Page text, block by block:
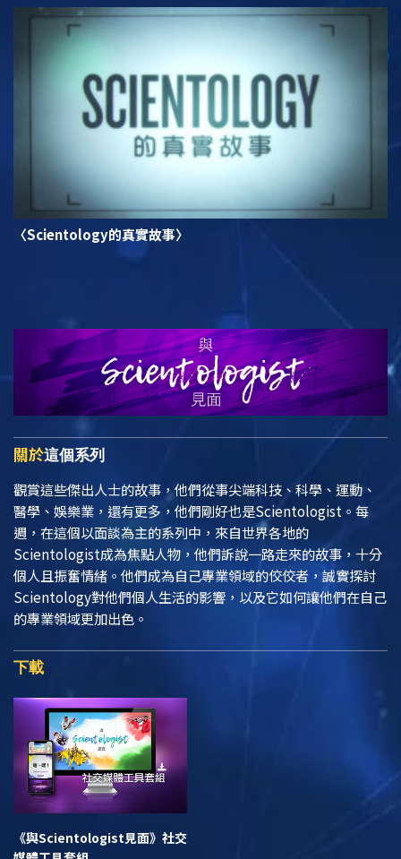
〈Scientology的真實故事〉
關於這個系列
觀賞這些傑出人士的故事，他們從事尖端科技、科學、運動、
醫學、娛樂業，還有更多，他們剛好也是Scientologist。每
週，在這個以面談為主的系列中，來自世界各地的
Scientologist成為焦點人物，他們訴說一路走來的故事，十分
個人且振奮情緒。他們成為自己專業領域的佼佼者，誠實探討
Scientology對他們個人生活的影響，以及它如何讓他們在自己
的專業領域更加出色。
下載
《與Scientologist見面》 社交